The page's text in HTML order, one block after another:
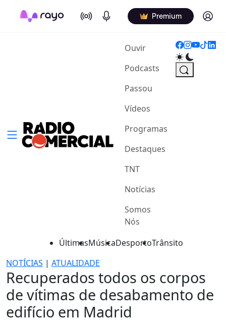
On Air Podcasts Premium Log in
Ouvir(current)
Podcasts
Passou
Vídeos
Programas
Destaques
TNT
Notícias
Somos
Nós
ÚltimasMúsicaDesportoTrânsito
NOTÍCIAS | ATUALIDADE
Recuperados todos os corpos
de vítimas de desabamento de
edifício em Madrid